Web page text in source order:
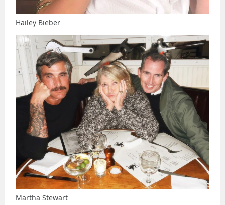
Hailey Bieber
Martha Stewart